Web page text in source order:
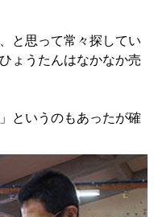
と思って常々探してい
ょうたんはなかなか売
というのもあったが確